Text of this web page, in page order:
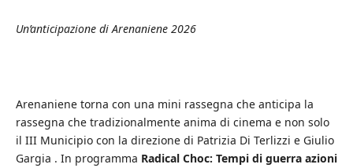
Un’anticipazione di Arenaniene 2026
Arenaniene torna con una mini rassegna che anticipa la
rassegna che tradizionalmente anima di cinema e non solo
il III Municipio con la direzione di Patrizia Di Terlizzi e Giulio
Gargia . In programma Radical Choc: Tempi di guerra azioni